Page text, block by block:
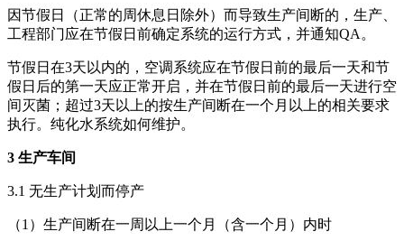
因节假日（正常的周休息日除外）而导致生产间断的，生产、
工程部门应在节假日前确定系统的运行方式，并通知QA。
节假日在3天以内的，空调系统应在节假日前的最后一天和节
假日后的第一天应正常开启，并在节假日前的最后一天进行空
间灭菌；超过3天以上的按生产间断在一个月以上的相关要求
执行。纯化水系统如何维护。
3 生产车间
3.1 无生产计划而停产
（1）生产间断在一周以上一个月（含一个月）内时